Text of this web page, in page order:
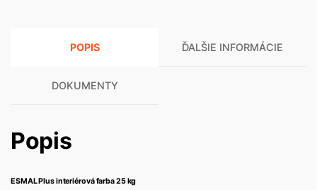
POPIS ĎALŠIE INFORMÁCIE
DOKUMENTY
Popis
ESMAL Plus interiérová farba 25 kg